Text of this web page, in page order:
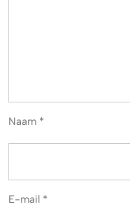
Naam *
E-mail *